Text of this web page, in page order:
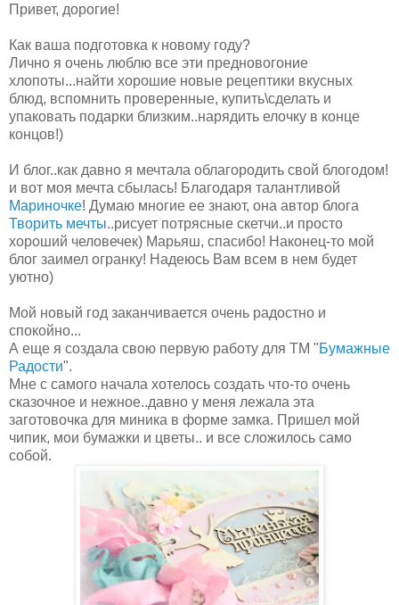
Привет, дорогие!
Как ваша подготовка к новому году?
Лично я очень люблю все эти предновогоние
хлопоты...найти хорошие новые рецептики вкусных
блюд, вспомнить проверенные, купить\сделать и
упаковать подарки близким..нарядить елочку в конце
концов!)
И блог..как давно я мечтала облагородить свой блогодом!
и вот моя мечта сбылась! Благодаря талантливой
Мариночке! Думаю многие ее знают, она автор блога
Творить мечты..рисует потрясные скетчи..и просто
хороший человечек) Марьяш, спасибо! Наконец-то мой
блог заимел огранку! Надеюсь Вам всем в нем будет
уютно)
Мой новый год заканчивается очень радостно и
спокойно...
А еще я создала свою первую работу для ТМ "Бумажные
Радости".
Мне с самого начала хотелось создать что-то очень
сказочное и нежное..давно у меня лежала эта
заготовочка для миника в форме замка. Пришел мой
чипик, мои бумажки и цветы.. и все сложилось само
собой.